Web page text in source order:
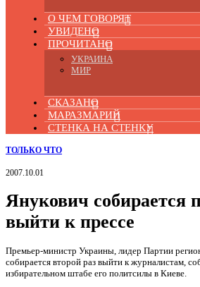
О ЧЕМ ГОВОРЯТ
УВИДЕНО
ПРОЧИТАНО
УКРАИНА
МИР
СКАЗАНО
МАРАЗМАРИЙ
СТЕНКА НА СТЕНКУ
ТОЛЬКО ЧТО
2007.10.01
Янукович собирается
выйти к прессе
Премьер-министр Украины, лидер Партии
собирается второй раз выйти к журналистам,
избирательном штабе его политсилы в Киеве.